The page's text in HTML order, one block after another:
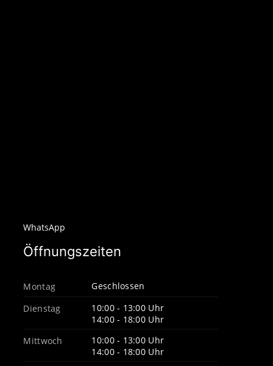
WhatsApp
Öffnungszeiten
Montag
Geschlossen
Dienstag
10:00 - 13:00 Uhr
14:00 - 18:00 Uhr
Mittwoch
10:00 - 13:00 Uhr
14:00 - 18:00 Uhr